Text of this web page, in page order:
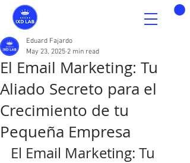
El Email Marketing: Tu
Aliado Secreto para el
Crecimiento de tu
Pequeña Empresa
Eduard Fajardo
May 23, 2025 2 min read
El Email Marketing: Tu